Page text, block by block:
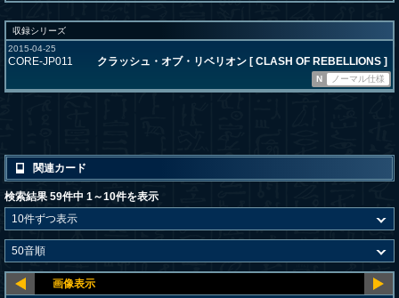
収録シリーズ
2015-04-25
CORE-JP011 クラッシュ・オブ・リベリオン [ CLASH OF REBELLIONS ]
N ノーマル仕様
関連カード
検索結果 59件中 1～10件を表示